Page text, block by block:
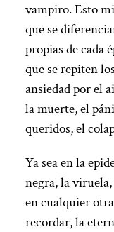
vampiro. Esto
que se
propias de cada
que se repiten
ansiedad por el
la muerte, el
queridos, el
Ya sea en la
negra, la
en cualquier
recordar, la